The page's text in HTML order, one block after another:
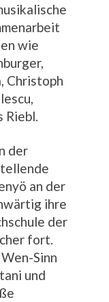
wie
Christoph
Riebl.
der
an der
ihre
der
fort.
Sinn
und